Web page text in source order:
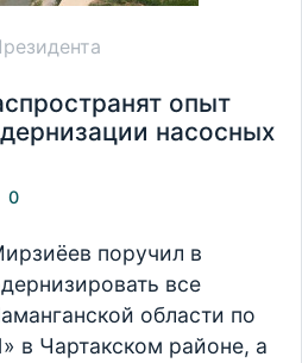
опыт
насосных
0
поручил в
все
области по
в Чартакском районе, а